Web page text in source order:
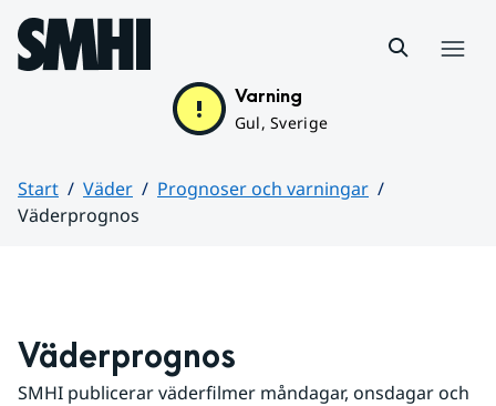
Hoppa till sidans innehåll
Varning
Gul, Sverige
Start Väder
Prognoser och varningar
Väderprognos
Väderprognos
SMHI publicerar väderfilmer måndagar, onsdagar och